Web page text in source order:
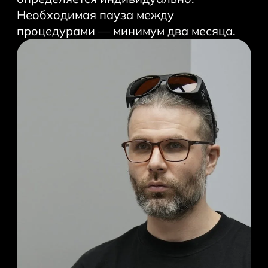
Необходимая пауза между
процедурами — минимум два месяца.